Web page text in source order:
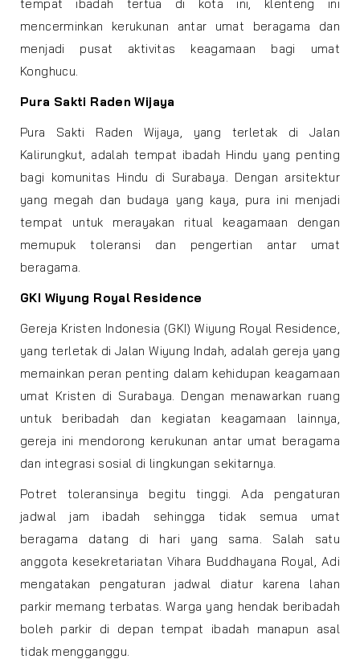
tempat ibadah tertua di kota ini, klenteng ini
mencerminkan kerukunan antar umat beragama dan
menjadi pusat aktivitas keagamaan bagi umat
Konghucu.
Pura Sakti Raden Wijaya
Pura Sakti Raden Wijaya, yang terletak di Jalan
Kalirungkut, adalah tempat ibadah Hindu yang penting
bagi komunitas Hindu di Surabaya. Dengan arsitektur
yang megah dan budaya yang kaya, pura ini menjadi
tempat untuk merayakan ritual keagamaan dengan
memupuk toleransi dan pengertian antar umat
beragama.
GKI Wiyung Royal Residence
Gereja Kristen Indonesia (GKI) Wiyung Royal Residence,
yang terletak di Jalan Wiyung Indah, adalah gereja yang
memainkan peran penting dalam kehidupan keagamaan
umat Kristen di Surabaya. Dengan menawarkan ruang
untuk beribadah dan kegiatan keagamaan lainnya,
gereja ini mendorong kerukunan antar umat beragama
dan integrasi sosial di lingkungan sekitarnya.
Potret toleransinya begitu tinggi. Ada pengaturan
jadwal jam ibadah sehingga tidak semua umat
beragama datang di hari yang sama. Salah satu
anggota kesekretariatan Vihara Buddhayana Royal, Adi
mengatakan pengaturan jadwal diatur karena lahan
parkir memang terbatas. Warga yang hendak beribadah
boleh parkir di depan tempat ibadah manapun asal
tidak mengganggu.